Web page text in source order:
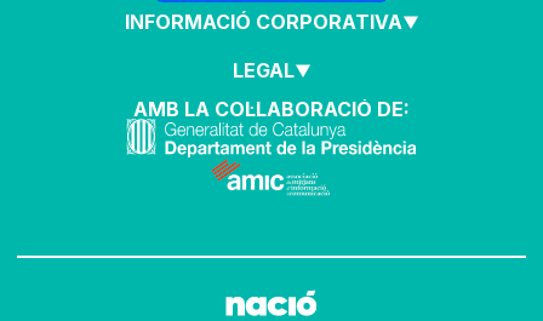
INFORMACIÓ CORPORATIVA
LEGAL
AMB LA COL·LABORACIÓ DE: